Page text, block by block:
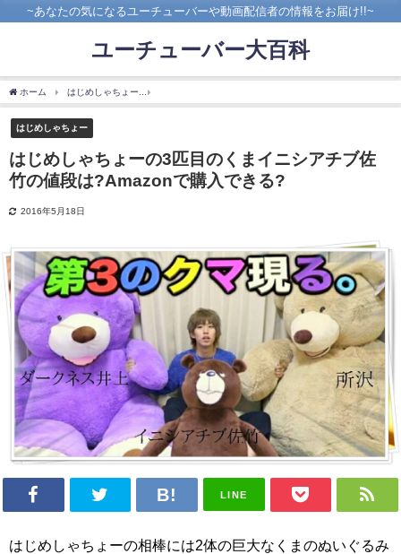
~あなたの気になるユーチューバーや動画配信者の情報をお届け!!~
ユーチューバー大百科
ホーム はじめしゃちょー
はじめしゃちょー
はじめしゃちょーの3匹目のくまイニシアチブ佐
竹の値段は?Amazonで購入できる?
2016年5月18日
LINE
はじめしゃちょーの相棒には2体の巨大なくまのぬいぐるみ